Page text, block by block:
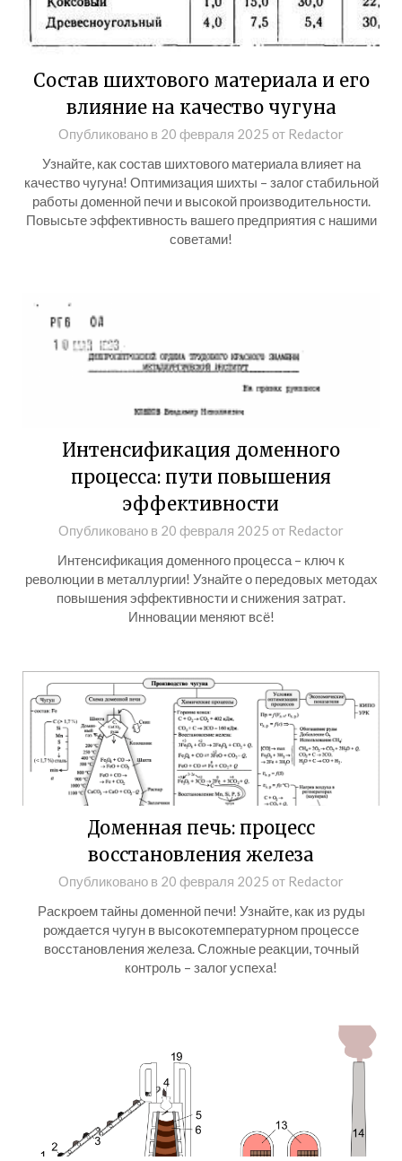
Состав шихтового материала и его
влияние на качество чугуна
Опубликовано в 20 февраля 2025 от Redactor
Узнайте, как состав шихтового материала влияет на
качество чугуна! Оптимизация шихты – залог стабильной
работы доменной печи и высокой производительности.
Повысьте эффективность вашего предприятия с нашими
советами!
Интенсификация доменного
процесса: пути повышения
эффективности
Опубликовано в 20 февраля 2025 от Redactor
Интенсификация доменного процесса – ключ к
революции в металлургии! Узнайте о передовых методах
повышения эффективности и снижения затрат.
Инновации меняют всё!
Доменная печь: процесс
восстановления железа
Опубликовано в 20 февраля 2025 от Redactor
Раскроем тайны доменной печи! Узнайте, как из руды
рождается чугун в высокотемпературном процессе
восстановления железа. Сложные реакции, точный
контроль – залог успеха!